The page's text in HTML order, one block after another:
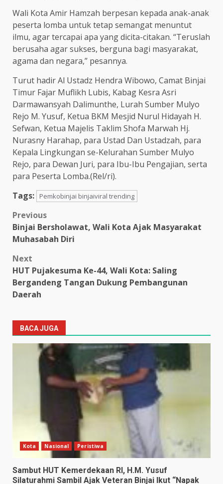
Wali Kota Amir Hamzah berpesan kepada anak-anak
peserta lomba untuk tetap semangat menuntut
ilmu, agar tercapai apa yang dicita-citakan. “Teruslah
berusaha agar sukses, berguna bagi masyarakat,
agama dan negara,” pesannya.
Turut hadir Al Ustadz Hendra Wibowo, Camat Binjai
Timur Fajar Muflikh Lubis, Kabag Kesra Asri
Darmawansyah Dalimunthe, Lurah Sumber Mulyo
Rejo M. Yusuf, Ketua BKM Mesjid Nurul Hidayah H.
Sefwan, Ketua Majelis Taklim Shofa Marwah Hj.
Nurasny Harahap, para Ustad Dan Ustadzah, para
Kepala Lingkungan se-Kelurahan Sumber Mulyo
Rejo, para Dewan Juri, para Ibu-Ibu Pengajian, serta
para Peserta Lomba.(Rel/ri).
Tags:
Pemkobinjai binjaiviral trending
Post
navigation
Previous
Binjai Bersholawat, Wali Kota Ajak Masyarakat
Muhasabah Diri
Next
HUT Pujakesuma Ke-44, Wali Kota: Saling
Bergandeng Tangan Dukung Pembangunan
Daerah
BACA JUGA
Kota Nasional Peristiwa
Sambut HUT Kemerdekaan RI, H.M. Yusuf
Silaturahmi Sambil Ajak Veteran Binjai Ikut “Napak